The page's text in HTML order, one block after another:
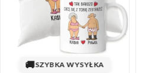
🚚SZYBKA WYSYŁKA